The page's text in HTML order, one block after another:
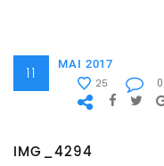
11 MAI 2017
25
IMG_4294